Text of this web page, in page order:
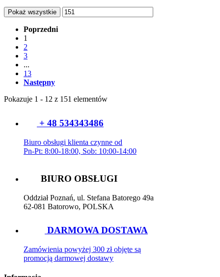
Pokaż wszystkie
Poprzedni
1
2
3
...
13
Następny
Pokazuje 1 - 12 z 151 elementów
+ 48 534343486
Biuro obsługi klienta czynne od
Pn-Pt: 8:00-18:00, Sob: 10:00-14:00
BIURO OBSŁUGI
Oddział Poznań, ul. Stefana Batorego 49a
62-081 Batorowo, POLSKA
DARMOWA DOSTAWA
Zamówienia powyżej 300 zł objęte są
promocją darmowej dostawy